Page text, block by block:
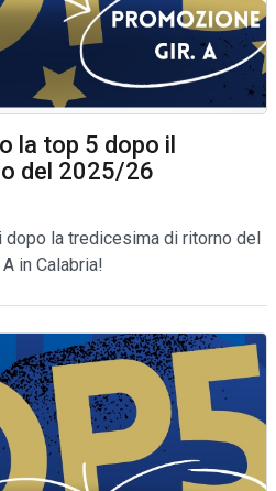
la top 5 dopo il
del 2025/26
la tredicesima di ritorno del
in Calabria!